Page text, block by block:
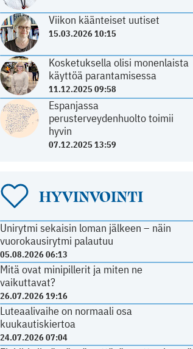
Viikon käänteiset uutiset
15.03.2026 10:15
Kosketuksella olisi monenlaista
käyttöä parantamisessa
11.12.2025 09:58
Espanjassa
perusterveydenhuolto toimii
hyvin
07.12.2025 13:59
HYVINVOINTI
Unirytmi sekaisin loman jälkeen – näin
vuorokausirytmi palautuu
05.08.2026 06:13
Mitä ovat minipillerit ja miten ne
vaikuttavat?
26.07.2026 19:16
Luteaalivaihe on normaali osa
kuukautiskiertoa
24.07.2026 07:04